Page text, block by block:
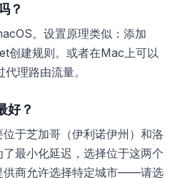
？
。设置原理类似：添加
创建规则。或者在Mac上可以
理路由流量。
好？
于芝加哥（伊利诺伊州）和洛
最小化延迟，选择位于这两个
供商允许选择特定城市——请选